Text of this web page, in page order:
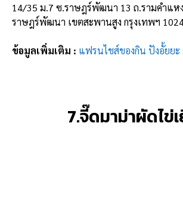
14/35 ม.7 ซ.ราษฎร์พัฒนา 13 ถ.รามคำแห
ราษฎร์พัฒนา เขตสะพานสูง กรุงเทพฯ
ข้อมูลเพิ่มเติม : แฟรนไชส์ของกิน ปังอั้ยยะ
7.จี๊ดมาม่าผัดไข่